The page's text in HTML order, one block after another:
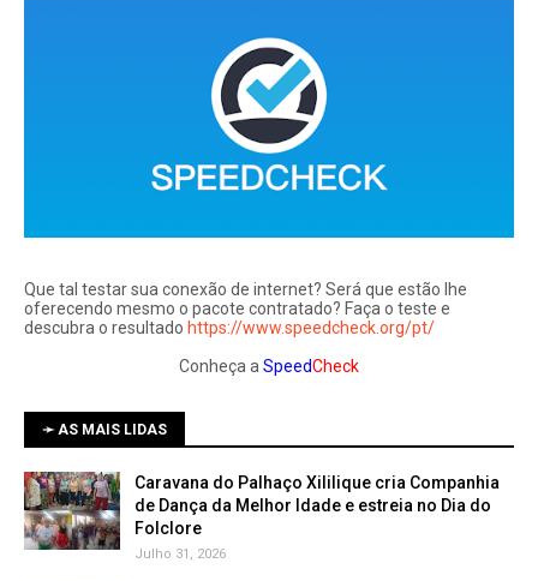
Que tal testar sua conexão de internet? Será que estão lhe
oferecendo mesmo o pacote contratado? Faça o teste e
descubra o resultado https://www.speedcheck.org/pt/
Conheça a SpeedCheck
➛ AS MAIS LIDAS
Caravana do Palhaço Xililique cria Companhia
de Dança da Melhor Idade e estreia no Dia do
Folclore
Julho 31, 2026